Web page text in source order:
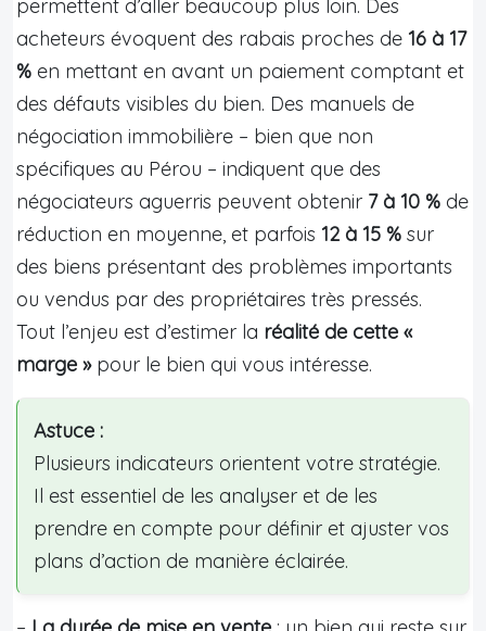
permettent d’aller beaucoup plus loin. Des
acheteurs évoquent des rabais proches de 16 à 17
% en mettant en avant un paiement comptant et
des défauts visibles du bien. Des manuels de
négociation immobilière – bien que non
spécifiques au Pérou – indiquent que des
négociateurs aguerris peuvent obtenir 7 à 10 % de
réduction en moyenne, et parfois 12 à 15 % sur
des biens présentant des problèmes importants
ou vendus par des propriétaires très pressés.
Tout l’enjeu est d’estimer la réalité de cette «
marge »pour le bien qui vous intéresse.
Astuce :
Plusieurs indicateurs orientent votre stratégie.
Il est essentiel de les analyser et de les
prendre en compte pour définir et ajuster vos
plans d’action de manière éclairée.